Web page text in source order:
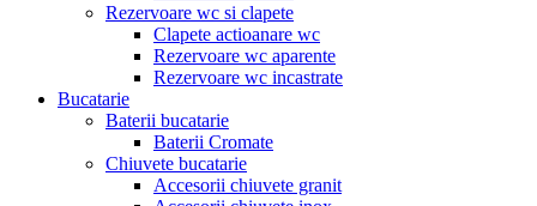
Rezervoare wc si clapete
Clapete actioanare wc
Rezervoare wc aparente
Rezervoare wc incastrate
Bucatarie
Baterii bucatarie
Baterii Cromate
Chiuvete bucatarie
Accesorii chiuvete granit